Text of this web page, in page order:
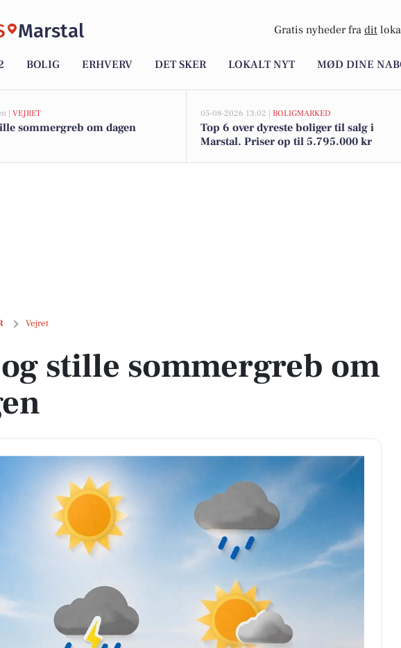
Marstal Gratis nyheder fra dit
BOLIG ERHVERV DET SKER LOKALT NYT MØD DINE
| VEJRET
sommergreb om dagen
05-08-2026 13:02 | BOLIGMARKED
Top 6 over dyreste boliger til salg i
Marstal. Priser op til 5.795.000 kr
Vejret
stille sommergreb om dagen
stille sommergreb om